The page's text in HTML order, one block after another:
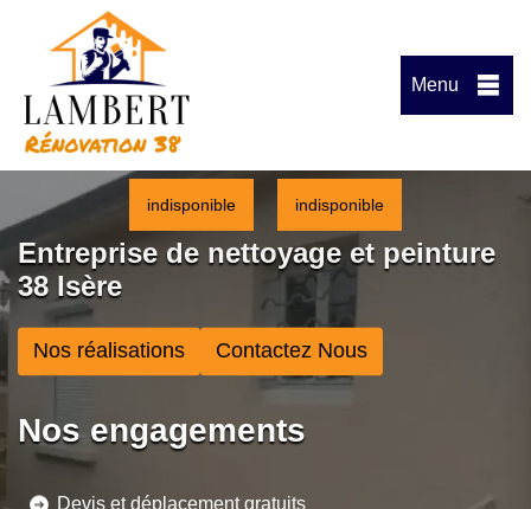
Menu
indisponible indisponible
Entreprise de nettoyage et peinture
38 Isère
Nos réalisations Contactez Nous
Nos engagements
Devis et déplacement gratuits